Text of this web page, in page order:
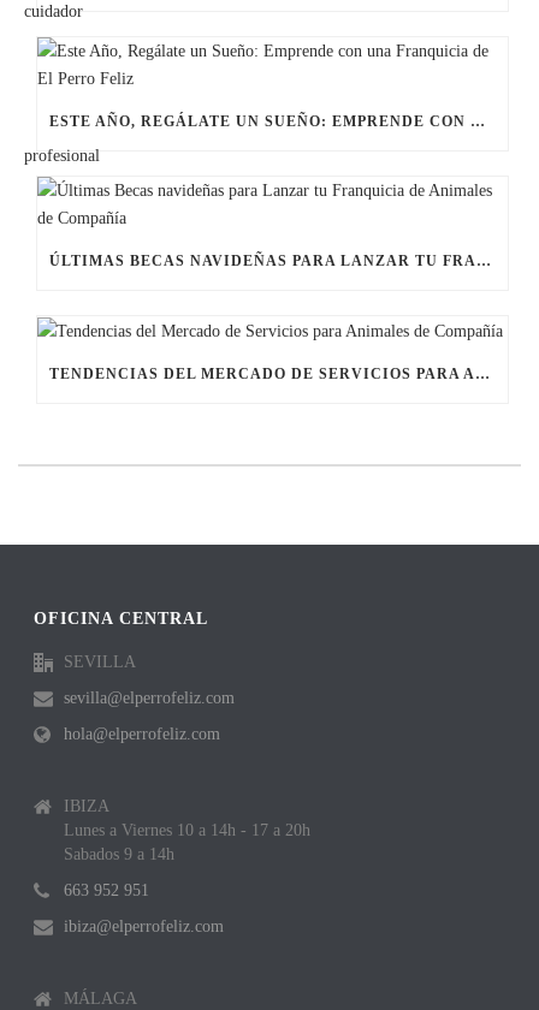
ESTE AÑO, REGÁLATE UN SUEÑO: EMPRENDE CON UNA FRANQUICIA DE EL PERRO FELIZ
ÚLTIMAS BECAS NAVIDEÑAS PARA LANZAR TU FRANQUICIA DE ANIMALES DE COMPAÑÍA
TENDENCIAS DEL MERCADO DE SERVICIOS PARA ANIMALES DE COMPAÑÍA
OFICINA CENTRAL
SEVILLA
sevilla@elperrofeliz.com
hola@elperrofeliz.com
IBIZA
Lunes a Viernes 10 a 14h - 17 a 20h
Sabados 9 a 14h
663 952 951
ibiza@elperrofeliz.com
MÁLAGA